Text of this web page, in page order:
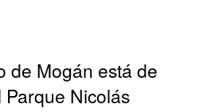
de Mogán está de
Nicolás